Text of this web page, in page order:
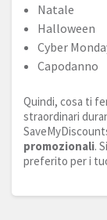
Natale
Halloween
Cyber
Capodanno
Quindi, cosa ti
straordinari
promozionali.
preferito per i